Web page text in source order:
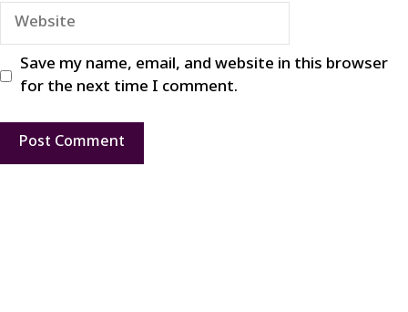
Website
Save my name, email, and website in this browser
for the next time I comment.